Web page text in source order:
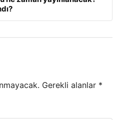
Gerekli alanlar *